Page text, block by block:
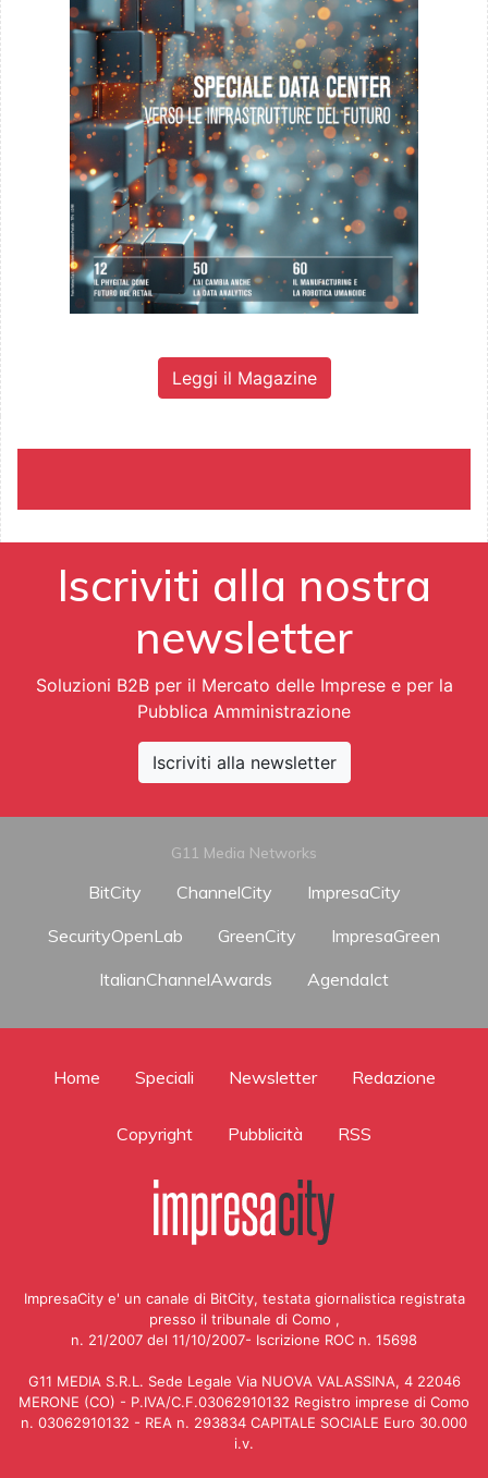
Leggi il Magazine
Iscriviti alla nostra
newsletter
Soluzioni B2B per il Mercato delle Imprese e per la
Pubblica Amministrazione
Iscriviti alla newsletter
G11 Media Networks
BitCity ChannelCity
ImpresaCity
SecurityOpenLab
GreenCity
ImpresaGreen
ItalianChannelAwards
AgendaIct
Home Speciali Newsletter Redazione
Copyright Pubblicità RSS
ImpresaCity e' un canale di BitCity, testata giornalistica registrata
presso il tribunale di Como ,
n. 21/2007 del 11/10/2007- Iscrizione ROC n. 15698
G11 MEDIA S.R.L. Sede Legale Via NUOVA VALASSINA, 4 22046
MERONE (CO) - P.IVA/C.F.03062910132 Registro imprese di Como
n. 03062910132 - REA n. 293834 CAPITALE SOCIALE Euro 30.000
i.v.